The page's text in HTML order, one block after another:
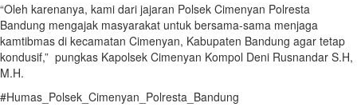
“Oleh karenanya, kami dari jajaran Polsek Cimenyan Polresta
Bandung mengajak masyarakat untuk bersama-sama menjaga
kamtibmas di kecamatan Cimenyan, Kabupaten Bandung agar tetap
kondusif,” pungkas Kapolsek Cimenyan Kompol Deni Rusnandar S.H,
M.H.
#Humas_Polsek_Cimenyan_Polresta_Bandung